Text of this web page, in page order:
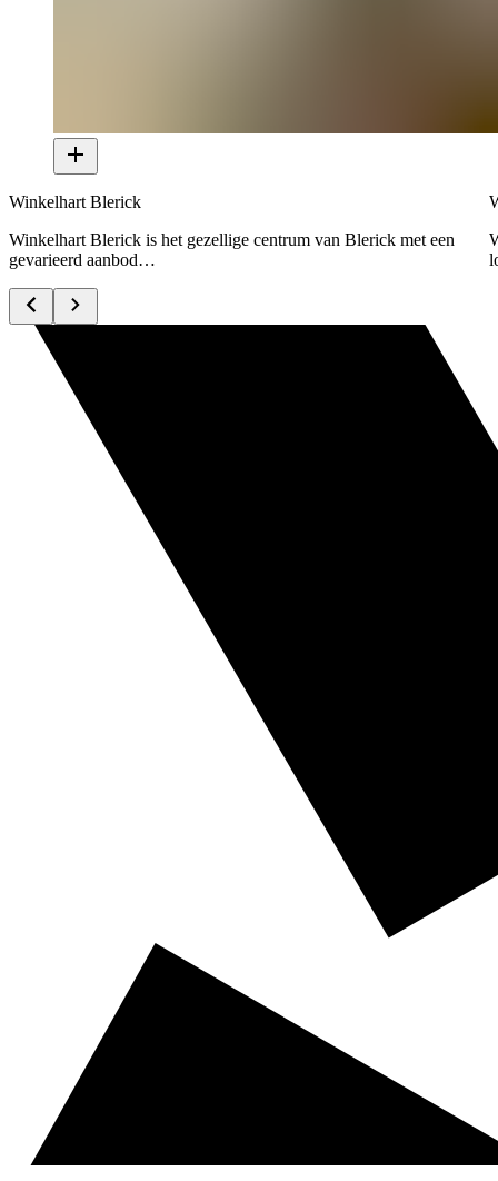
Winkelhart Blerick
Winkelhart Blerick is het gezellige centrum van Blerick met een
gevarieerd aanbod…